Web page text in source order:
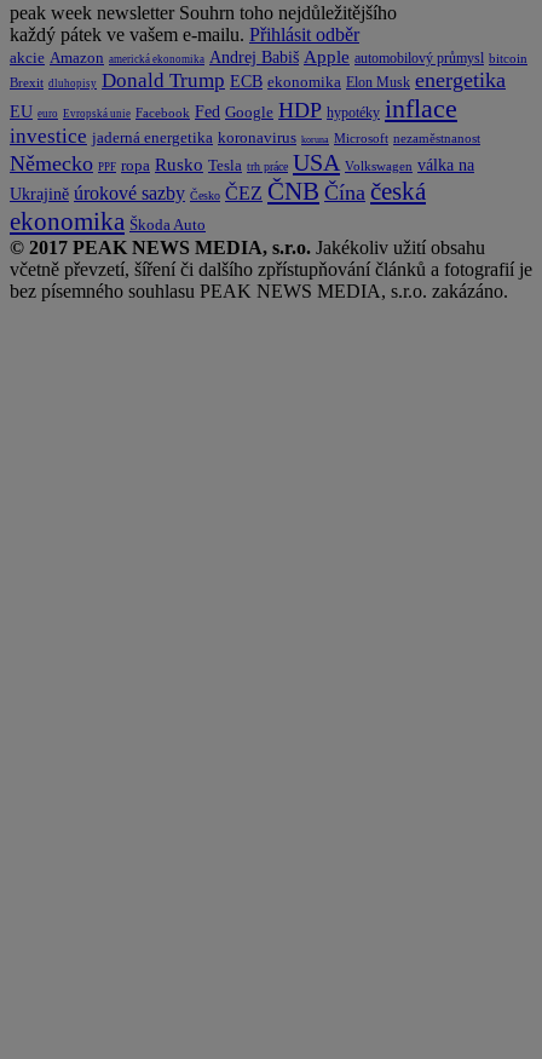
peak week newsletter Souhrn toho nejdůležitějšího
každý pátek ve vašem e-mailu. Přihlásit odběr
akcie Amazon americká ekonomika Andrej Babiš Apple automobilový průmysl bitcoin
Brexit dluhopisy Donald Trump ECB ekonomika Elon Musk energetika
EU euro Evropská unie Facebook Fed Google HDP hypotéky inflace
investice jaderná energetika koronavirus koruna Microsoft nezaměstnanost
Německo PPF ropa Rusko Tesla trh práce USA Volkswagen válka na
Ukrajině úrokové sazby Česko ČEZ ČNB Čína česká
ekonomika Škoda Auto
© 2017 PEAK NEWS MEDIA, s.r.o. Jakékoliv užití obsahu
včetně převzetí, šíření či dalšího zpřístupňování článků a fotografií je
bez písemného souhlasu PEAK NEWS MEDIA, s.r.o. zakázáno.